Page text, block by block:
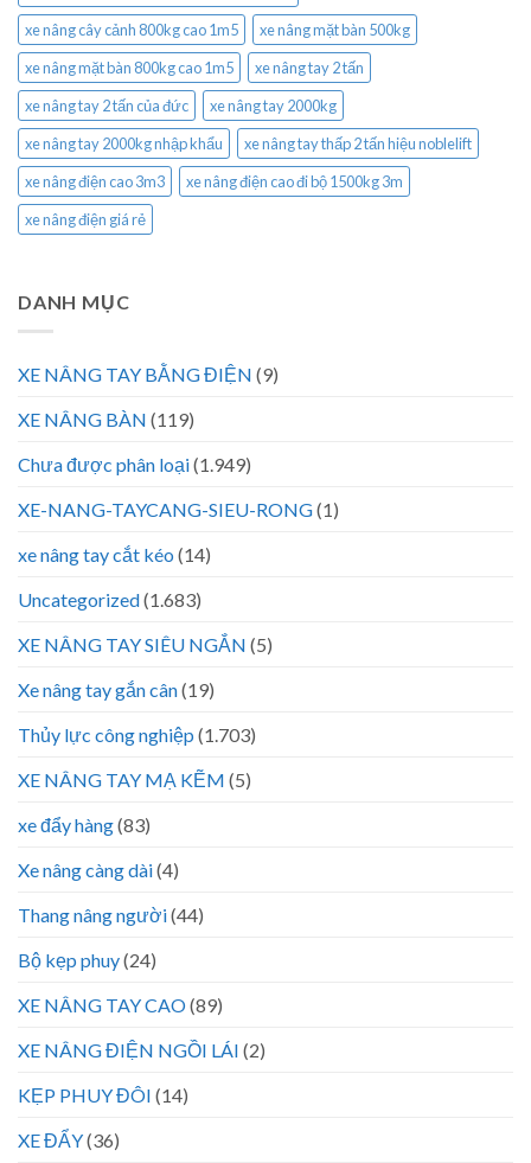
xe nâng cây cảnh 800kg cao 1m5
xe nâng mặt bàn 500kg
xe nâng mặt bàn 800kg cao 1m5
xe nâng tay 2 tấn
xe nâng tay 2 tấn của đức
xe nâng tay 2000kg
xe nâng tay 2000kg nhập khẩu
xe nâng tay thấp 2 tấn hiệu noblelift
xe nâng điện cao 3m3
xe nâng điện cao đi bộ 1500kg 3m
xe nâng điện giá rẻ
DANH MỤC
XE NÂNG TAY BẰNG ĐIỆN (9)
XE NÂNG BÀN (119)
Chưa được phân loại(1.949)
XE-NANG-TAYCANG-SIEU-RONG(1)
xe nâng tay cắt kéo (14)
Uncategorized(1.683)
XE NÂNG TAY SIÊU NGẮN (5)
Xe nâng tay gắn cân(19)
Thủy lực công nghiệp (1.703)
XE NÂNG TAY MẠ KẼM (5)
xe đẩy hàng(83)
Xe nâng càng dài(4)
Thang nâng người(44)
Bộ kẹp phuy(24)
XE NÂNG TAY CAO(89)
XE NÂNG ĐIỆN NGỒI LÁI (2)
KẸP PHUY ĐÔI (14)
XE ĐẨY(36)